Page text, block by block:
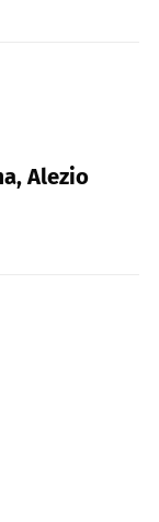
Alezio